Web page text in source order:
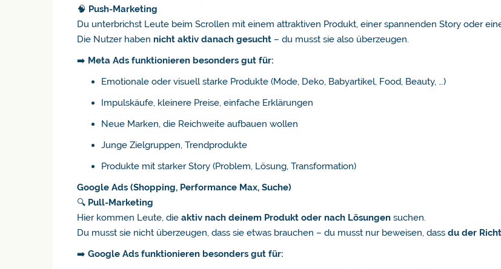
🧠 Push-Marketing
Du unterbrichst Leute beim Scrollen mit einem attraktiven Produkt, einer spannenden Story oder
Die Nutzer haben nicht aktiv danach gesucht – du musst sie also überzeugen.
➡️ Meta Ads funktionieren besonders gut für:
Emotionale oder visuell starke Produkte (Mode, Deko, Babyartikel, Food, Beauty, …)
Impulskäufe, kleinere Preise, einfache Erklärungen
Neue Marken, die Reichweite aufbauen wollen
Junge Zielgruppen, Trendprodukte
Produkte mit starker Story (Problem, Lösung, Transformation)
Google Ads (Shopping, Performance Max, Suche)
🔍 Pull-Marketing
Hier kommen Leute, die aktiv nach deinem Produkt oder nach Lösungen suchen.
Du musst sie nicht überzeugen, dass sie etwas brauchen – du musst nur beweisen, dass du der
➡️ Google Ads funktionieren besonders gut für: